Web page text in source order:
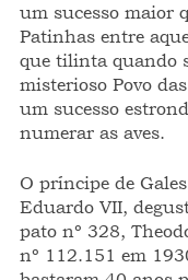
um sucesso maior
Patinhas entre
que tilinta quando
misterioso Povo
um sucesso
numerar as aves.
O príncipe de
Eduardo VII,
pato nº 328,
nº 112.151 em